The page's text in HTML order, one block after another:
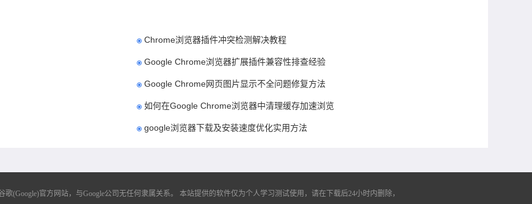
Chrome浏览器插件冲突检测解决教程
Google Chrome浏览器扩展插件兼容性排查经验
Google Chrome网页图片显示不全问题修复方法
如何在Google Chrome浏览器中清理缓存加速浏览
google浏览器下载及安装速度优化实用方法
(Google)官方网站，与Google公司无任何隶属关系。 本站提供的软件仅为个人学习测试使用，请在下载后24小时内删除，